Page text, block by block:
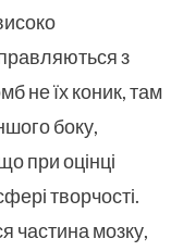
з
не їх коник, там
боку,
при оцінці
творчості.
частина мозку,